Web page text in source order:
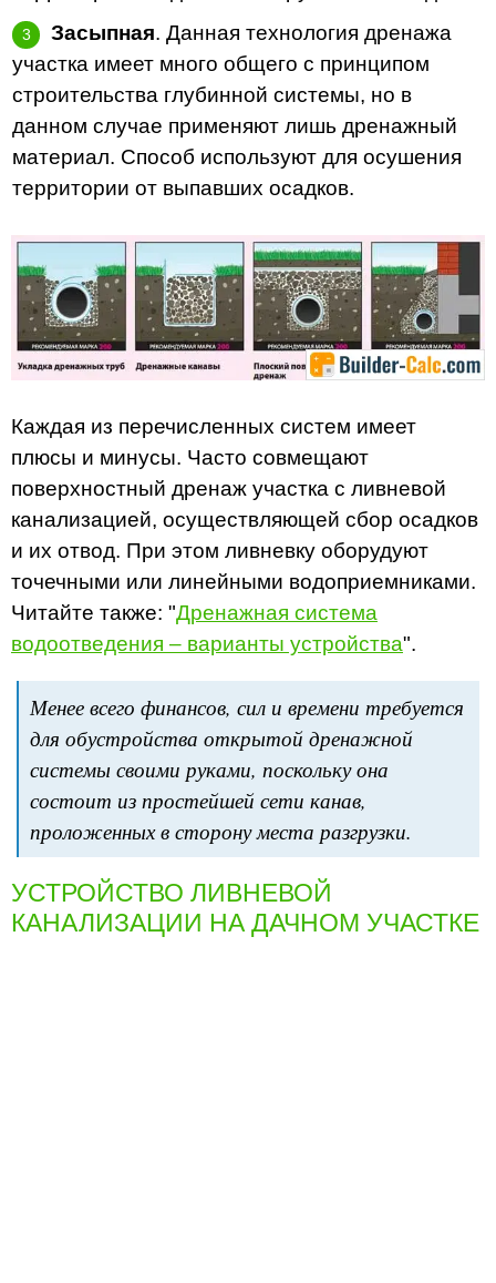
Засыпная. Данная технология дренажа
участка имеет много общего с принципом
строительства глубинной системы, но в
данном случае применяют лишь дренажный
материал. Способ используют для осушения
территории от выпавших осадков.
Каждая из перечисленных систем имеет
плюсы и минусы. Часто совмещают
поверхностный дренаж участка с ливневой
канализацией, осуществляющей сбор осадков
и их отвод. При этом ливневку оборудуют
точечными или линейными водоприемниками.
Читайте также: "Дренажная система
водоотведения – варианты устройства".
Менее всего финансов, сил и времени требуется
для обустройства открытой дренажной
системы своими руками, поскольку она
состоит из простейшей сети канав,
проложенных в сторону места разгрузки.
УСТРОЙСТВО ЛИВНЕВОЙ
КАНАЛИЗАЦИИ НА ДАЧНОМ УЧАСТКЕ